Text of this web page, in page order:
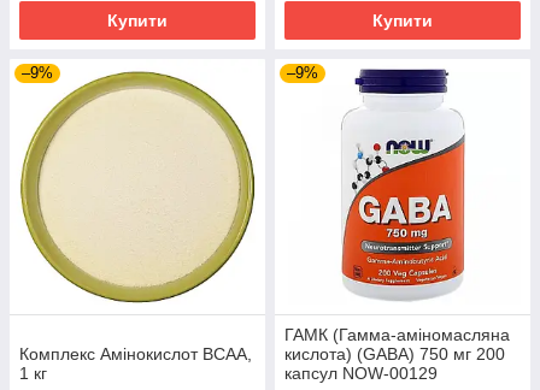
Купити Купити
–9%
Комплекс Амінокислот ВСАА,
1 кг
–9%
ГАМК (Гамма-аміномасляна
кислота) (GABA) 750 мг 200
капсул NOW-00129